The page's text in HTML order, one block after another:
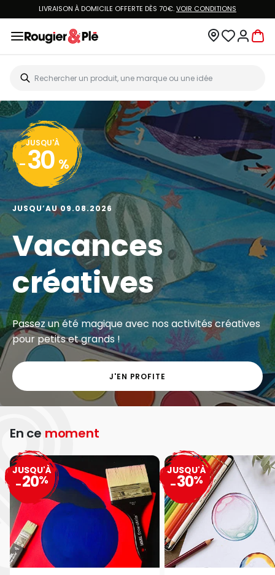
LIVRAISON À DOMICILE OFFERTE DÈS 70€.VOIR CONDITIONS
JUSQU'À
- 30 %
JUSQU’AU 09.08.2026
Vacances
créatives
Passez un été magique avec nos activités créatives
pour petits et grands !
J'EN PROFITE
En ce moment
JUSQU'À
-20%
JUSQU'À
-30%